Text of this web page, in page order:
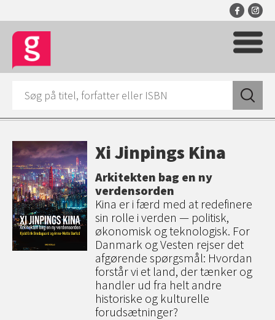
Xi Jinpings Kina
Arkitekten bag en ny
verdensorden
Kina er i færd med at redefinere
sin rolle i verden — politisk,
økonomisk og teknologisk. For
Danmark og Vesten rejser det
afgørende spørgsmål: Hvordan
forstår vi et land, der tænker og
handler ud fra helt andre
historiske og kulturelle
forudsætninger?